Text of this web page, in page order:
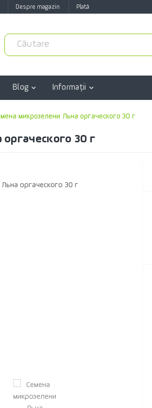
Despre magazin Plată
Blog Informaţii
микрозелени Льна оргаческого 30 г
30 г